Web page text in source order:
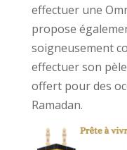
effectuer une
propose
soigneusement
effectuer son
offert pour des
Ramadan.